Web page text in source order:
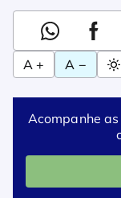
A + A −
Acompanhe